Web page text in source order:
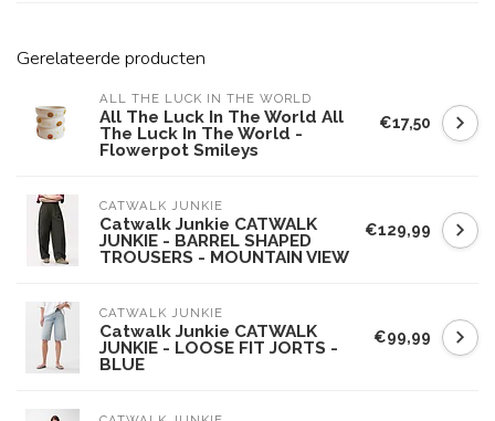
Gerelateerde producten
ALL THE LUCK IN THE WORLD
All The Luck In The World All
The Luck In The World -
Flowerpot Smileys
€17,50
CATWALK JUNKIE
Catwalk Junkie CATWALK
JUNKIE - BARREL SHAPED
TROUSERS - MOUNTAIN VIEW
€129,99
CATWALK JUNKIE
Catwalk Junkie CATWALK
JUNKIE - LOOSE FIT JORTS -
BLUE
€99,99